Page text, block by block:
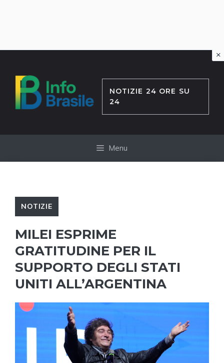
contenuto
NOTIZIE 24 ORE SU
24
Menu
NOTIZIE
MILEI ESPRIME
GRATITUDINE PER IL
SUPPORTO DEGLI STATI
UNITI ALL’ARGENTINA
×